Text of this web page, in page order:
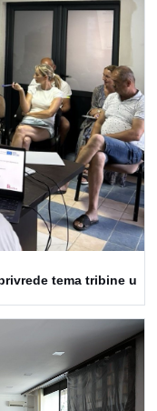
tema tribine u